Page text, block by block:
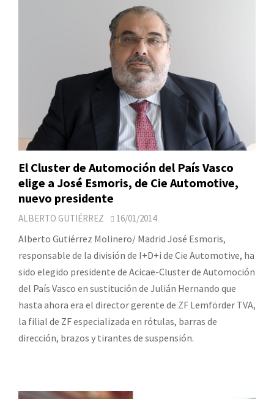
El Cluster de Automoción del País Vasco
elige a José Esmoris, de Cie Automotive,
nuevo presidente
ALBERTO GUTIÉRREZ 16/01/2014
Alberto Gutiérrez Molinero/ Madrid José Esmoris,
responsable de la división de I+D+i de Cie Automotive, ha
sido elegido presidente de Acicae-Cluster de Automoción
del País Vasco en sustitución de Julián Hernando que
hasta ahora era el director gerente de ZF Lemförder TVA,
la filial de ZF especializada en rótulas, barras de
dirección, brazos y tirantes de suspensión.